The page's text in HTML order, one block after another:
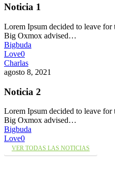
Noticia 1
Lorem Ipsum decided to leave
Big Oxmox advised…
Bigbuda
Love0
Charlas
agosto 8, 2021
Noticia 2
Lorem Ipsum decided to leave
Big Oxmox advised…
Bigbuda
Love0
VER TODAS LAS NOTICIAS